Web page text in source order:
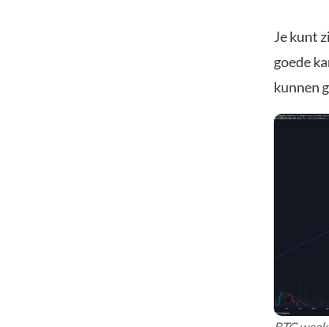
Je kunt
goede
kunnen